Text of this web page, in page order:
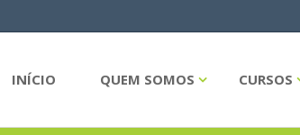
INÍCIO QUEM SOMOS CURSOS